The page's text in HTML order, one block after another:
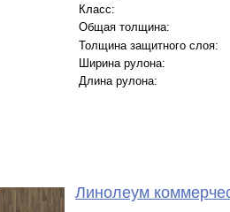
Класс:
Общая толщина:
Толщина защитного слоя:
Ширина рулона:
Длина рулона:
Линолеум